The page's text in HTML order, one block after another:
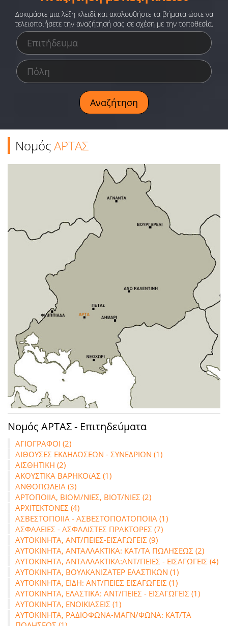
Ειδήσεις
Παιχνίδια
Ραδιόφωνο
Ταινίες
Δοκιμάστε μια λέξη κλειδί και ακολουθήστε τα βήματα ώστε να
τελειοποιήσετε την αναζήτησή σας σε σχέση με την τοποθεσία.
ΝομόςΑΡΤΑΣ
Νομός ΑΡΤΑΣ - Επιτηδεύματα
ΑΓΙΟΓΡΑΦΟΙ (2)
ΑΙΘΟΥΣΕΣ ΕΚΔΗΛΩΣΕΩΝ - ΣΥΝΕΔΡΙΩΝ (1)
ΑΙΣΘΗΤΙΚΗ (2)
ΑΚΟΥΣΤΙΚΑ ΒΑΡΗΚΟϊΑΣ (1)
ΑΝΘΟΠΩΛΕΙΑ (3)
ΑΡΤΟΠΟΙΙΑ, ΒΙΟΜ/ΝΙΕΣ, ΒΙΟΤ/ΝΙΕΣ (2)
ΑΡΧΙΤΕΚΤΟΝΕΣ (4)
ΑΣΒΕΣΤΟΠΟΙΙΑ - ΑΣΒΕΣΤΟΠΟΛΤΟΠΟΙΙΑ (1)
ΑΣΦΑΛΕΙΕΣ - ΑΣΦΑΛΙΣΤΕΣ ΠΡΑΚΤΟΡΕΣ (7)
ΑΥΤΟΚΙΝΗΤΑ, ΑΝΤ/ΠΕΙΕΣ-ΕΙΣΑΓΩΓΕΙΣ (9)
ΑΥΤΟΚΙΝΗΤΑ, ΑΝΤΑΛΛΑΚΤΙΚΑ: ΚΑΤ/ΤΑ ΠΩΛΗΣΕΩΣ (2)
ΑΥΤΟΚΙΝΗΤΑ, ΑΝΤΑΛΛΑΚΤΙΚΑ:ΑΝΤ/ΠΕΙΕΣ - ΕΙΣΑΓΩΓΕΙΣ (4)
ΑΥΤΟΚΙΝΗΤΑ, ΒΟΥΛΚΑΝΙΖΑΤΕΡ ΕΛΑΣΤΙΚΩΝ (1)
ΑΥΤΟΚΙΝΗΤΑ, ΕΙΔΗ: ΑΝΤ/ΠΕΙΕΣ ΕΙΣΑΓΩΓΕΙΣ (1)
ΑΥΤΟΚΙΝΗΤΑ, ΕΛΑΣΤΙΚΑ: ΑΝΤ/ΠΕΙΕΣ - ΕΙΣΑΓΩΓΕΙΣ (1)
ΑΥΤΟΚΙΝΗΤΑ, ΕΝΟΙΚΙΑΣΕΙΣ (1)
ΑΥΤΟΚΙΝΗΤΑ, ΡΑΔΙΟΦΩΝΑ-ΜΑΓΝ/ΦΩΝΑ: ΚΑΤ/ΤΑ